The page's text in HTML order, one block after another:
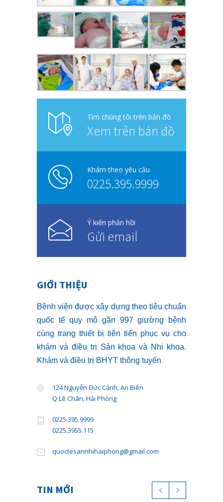
Tìm chúng tôi trên bản đồ
Xem trên bản đồ
Khám theo yêu cầu
0225.395.9999
Ý kiến phản hồi
Gửi email
GIỚI THIỆU
Bệnh viện được xây dựng theo tiêu chuẩn
quốc tế quy mô gần 997 giường bệnh
cùng trang thiết bị tiên tiến phục vụ cho
khám và điều trị Sản khoa và Nhi khoa.
Khám và điều trị BHYT thông tuyến
124 Nguyễn Đức Cảnh, An Biên
Q Lê Chân, Hải Phòng
0225.395.9999
0225.3955.115
quoctesannhihaiphong@gmail.com
TIN MỚI